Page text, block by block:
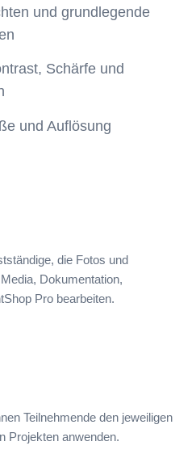
und grundlegende
Schärfe und
und Auflösung
die Fotos und
Dokumentation,
Pro bearbeiten.
Teilnehmende den jeweiligen
Projekten anwenden.